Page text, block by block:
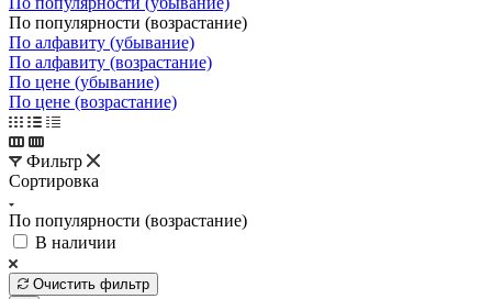
По популярности (возрастание)
По алфавиту (убывание)
По алфавиту (возрастание)
По цене (убывание)
По цене (возрастание)
Фильтр
Сортировка
По популярности (возрастание)
В наличии
Очистить фильтр